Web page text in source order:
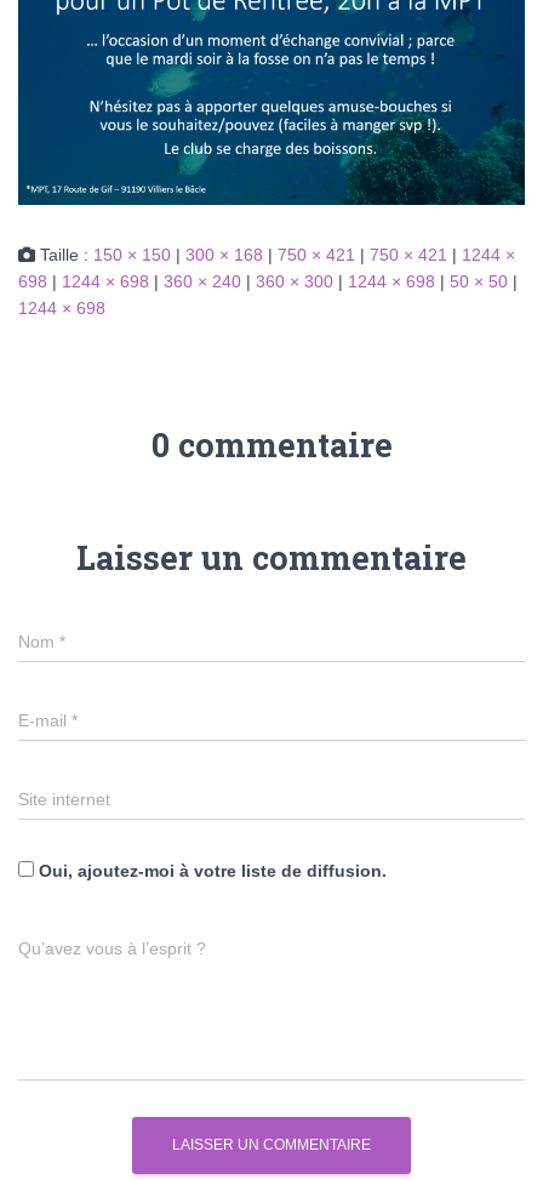
Taille : 150 × 150 | 300 × 168 | 750 × 421 | 750 × 421 | 1244 ×
698 | 1244 × 698 | 360 × 240 | 360 × 300 | 1244 × 698 | 50 × 50 |
1244 × 698
0 commentaire
Laisser un commentaire
Nom *
E-mail *
Site internet
Oui, ajoutez-moi à votre liste de diffusion.
Qu’avez vous à l’esprit ?